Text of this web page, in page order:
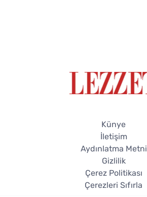
Künye
İletişim
Aydınlatma Metni
Gizlilik
Çerez Politikası
Çerezleri Sıfırla